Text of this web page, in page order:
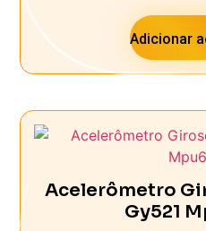
Adicionar
Acelerômetro
Gy521